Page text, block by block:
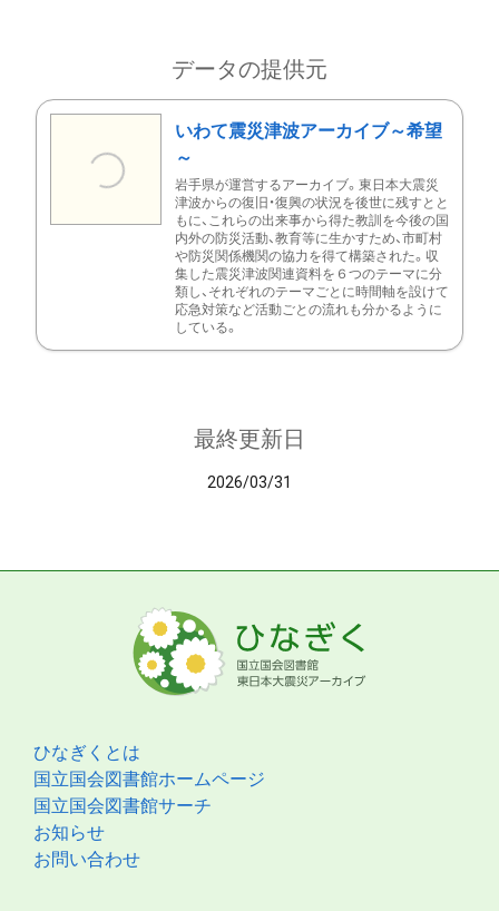
データの提供元
いわて震災津波アーカイブ～希望
～
岩手県が運営するアーカイブ。東日本大震災
津波からの復旧・復興の状況を後世に残すとと
もに、これらの出来事から得た教訓を今後の国
内外の防災活動、教育等に生かすため、市町村
や防災関係機関の協力を得て構築された。収
集した震災津波関連資料を６つのテーマに分
類し、それぞれのテーマごとに時間軸を設けて
応急対策など活動ごとの流れも分かるように
している。
最終更新日
2026/03/31
ひなぎくとは
国立国会図書館ホームページ
国立国会図書館サーチ
お知らせ
お問い合わせ